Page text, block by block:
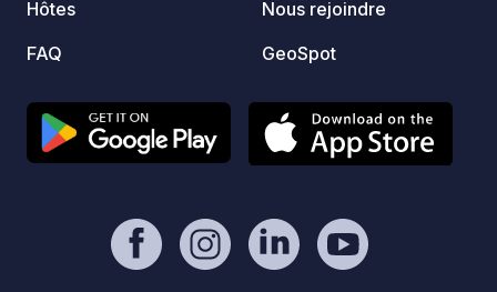
Hôtes
FAQ
Nous rejoindre
GeoSpot